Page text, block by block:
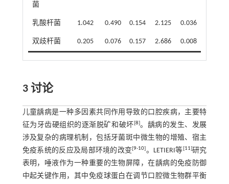
菌
乳酸杆菌 1.042 0.490 0.154 2.125 0.036
双歧杆菌 0.205 0.076 0.157 2.686 0.008
3 讨论
儿童龋病是一种多因素共同作用导致的口腔疾病，主要特
征为牙齿硬组织的逐渐脱矿和破坏[8]。龋病的发生、发展
涉及复杂的病理机制，包括牙菌斑中微生物的增殖、宿主
免疫系统的反应及局部环境的改变[9-10]。LETIERI等[11]研究
表明，唾液作为一种重要的生物屏障，在龋病的免疫防御
中起关键作用，其中免疫球蛋白在调节口腔微生物群平衡